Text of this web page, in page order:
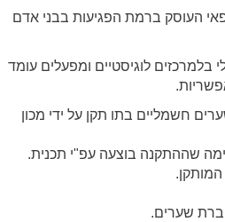
העוסק ברמת הפגיעות בבני אדם
לוגיסטיים ומפעלים עומד
חשמליים בתו תקן על ידי מכון
שההתקנה בוצעה עפ"י תכנית.
שערים.